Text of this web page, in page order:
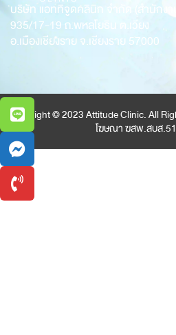
บริษัท แอททิจูดคลินิก จำกัด (สำนักง
935/17-19 ถ.พหลโยธิน ต.เวียง
อ.เมืองเชียงราย จ.เชียงราย 57000
Copyright © 2023 Attitude Clinic. All
โฆษณา ฆสพ.สบส